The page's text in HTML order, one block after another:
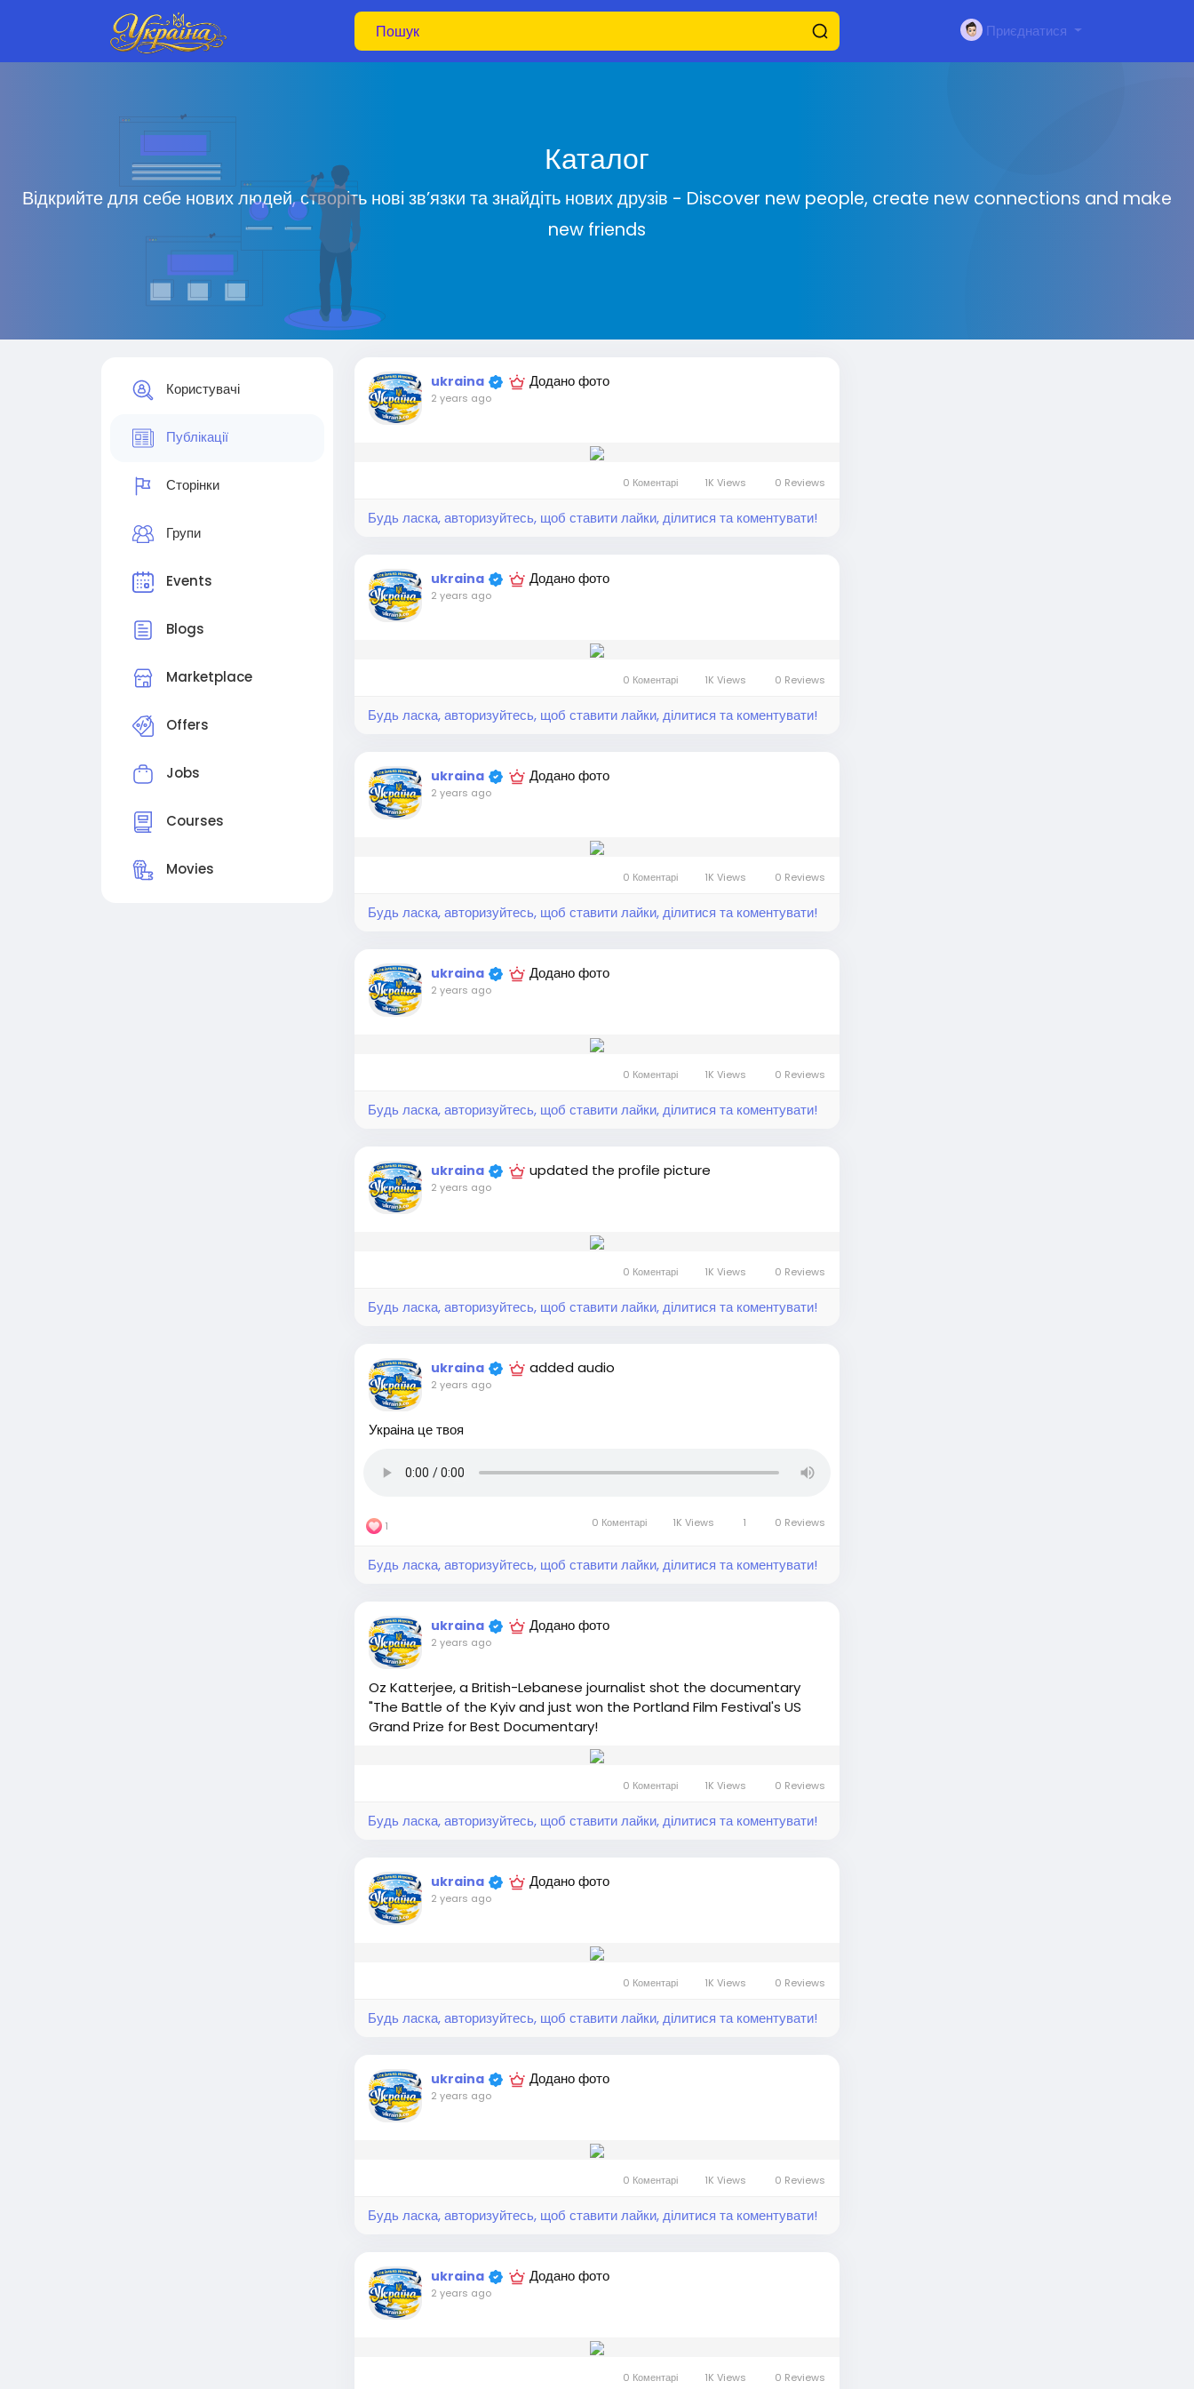
Приєднатися
Каталог
Відкрийте для себе нових людей, створіть нові зв’язки та знайдіть нових друзів - Discover new people, create new connections and make
new friends
Користувачі
Публікації
Сторінки
Групи
Events
Blogs
Marketplace
Offers
Jobs
Courses
Movies
ukraina Додано фото
2 years ago
0 Коментарі 1K Views 0 Reviews
Будь ласка, авторизуйтесь, щоб ставити лайки, ділитися та коментувати!
ukraina Додано фото
2 years ago
0 Коментарі 1K Views 0 Reviews
Будь ласка, авторизуйтесь, щоб ставити лайки, ділитися та коментувати!
ukraina Додано фото
2 years ago
0 Коментарі 1K Views 0 Reviews
Будь ласка, авторизуйтесь, щоб ставити лайки, ділитися та коментувати!
ukraina Додано фото
2 years ago
0 Коментарі 1K Views 0 Reviews
Будь ласка, авторизуйтесь, щоб ставити лайки, ділитися та коментувати!
ukraina updated the profile picture
2 years ago
0 Коментарі 1K Views 0 Reviews
Будь ласка, авторизуйтесь, щоб ставити лайки, ділитися та коментувати!
ukraina added audio
2 years ago
Украiна це твоя
1 0 Коментарі 1K Views 1 0 Reviews
Будь ласка, авторизуйтесь, щоб ставити лайки, ділитися та коментувати!
ukraina Додано фото
2 years ago
Oz Katterjee, a British-Lebanese journalist shot the documentary
"The Battle of the Kyiv and just won the Portland Film Festival's US
Grand Prize for Best Documentary!
0 Коментарі 1K Views 0 Reviews
Будь ласка, авторизуйтесь, щоб ставити лайки, ділитися та коментувати!
ukraina Додано фото
2 years ago
0 Коментарі 1K Views 0 Reviews
Будь ласка, авторизуйтесь, щоб ставити лайки, ділитися та коментувати!
ukraina Додано фото
2 years ago
0 Коментарі 1K Views 0 Reviews
Будь ласка, авторизуйтесь, щоб ставити лайки, ділитися та коментувати!
ukraina Додано фото
2 years ago
0 Коментарі 1K Views 0 Reviews